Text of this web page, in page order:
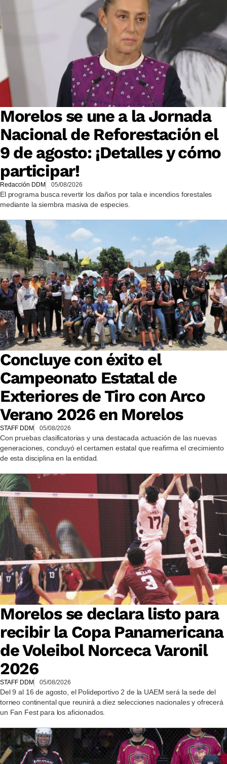
Morelos se une a la Jornada
Nacional de Reforestación el
9 de agosto: ¡Detalles y cómo
participar!
Redacción DDM 05/08/2026
El programa busca revertir los daños por tala e incendios forestales
mediante la siembra masiva de especies.
Concluye con éxito el
Campeonato Estatal de
Exteriores de Tiro con Arco
Verano 2026 en Morelos
STAFF DDM 05/08/2026
Con pruebas clasificatorias y una destacada actuación de las nuevas
generaciones, concluyó el certamen estatal que reafirma el crecimiento
de esta disciplina en la entidad.
Morelos se declara listo para
recibir la Copa Panamericana
de Voleibol Norceca Varonil
2026
STAFF DDM 05/08/2026
Del 9 al 16 de agosto, el Polideportivo 2 de la UAEM será la sede del
torneo continental que reunirá a diez selecciones nacionales y ofrecerá
un Fan Fest para los aficionados.